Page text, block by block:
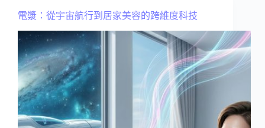
電漿：從宇宙航行到居家美容的跨維度科技